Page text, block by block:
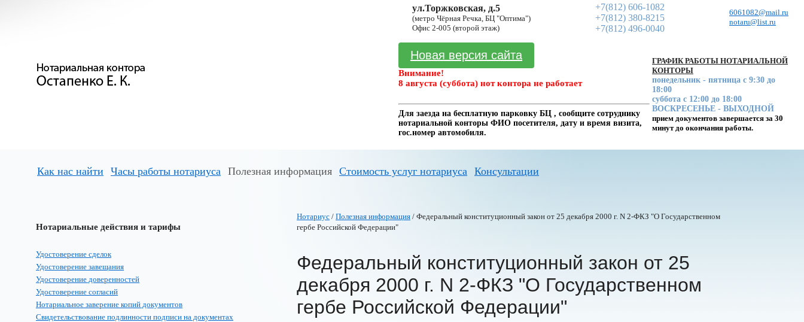
ул.Торжковская, д.5
(метро Чёрная Речка, БЦ "Оптима")
Офис 2-005 (второй этаж)
+7(812) 606-1082
+7(812) 380-8215
+7(812) 496-0040
6061082@mail.ru
notaru@list.ru
Новая версия сайта
Внимание!
8 августа (суббота) нот контора не работает
Для заезда на бесплатную парковку БЦ , сообщите сотруднику
нотариальной конторы ФИО посетителя, дату и время визита,
гос.номер автомобиля.
ГРАФИК РАБОТЫ НОТАРИАЛЬНОЙ
КОНТОРЫ
понедельник - пятница с 9:30 до
18:00
суббота с 12:00 до 18:00
ВОСКРЕСЕНЬЕ - ВЫХОДНОЙ
прием документов завершается за 30
минут до окончания работы.
Как нас найти Часы работы нотариуса Полезная информация Стоимость услуг нотариуса Консультации
Нотариальные действия и тарифы
Удостоверение сделок
Удостоверение завещания
Удостоверение доверенностей
Удостоверение согласий
Нотариальное заверение копий документов
Свидетельствование подлинности подписи на документах
Нотариус / Полезная информация / Федеральный конституционный закон от 25 декабря 2000 г. N 2-ФКЗ "О Государственном
гербе Российской Федерации"
Федеральный конституционный закон от 25
декабря 2000 г. N 2-ФКЗ "О Государственном
гербе Российской Федерации"